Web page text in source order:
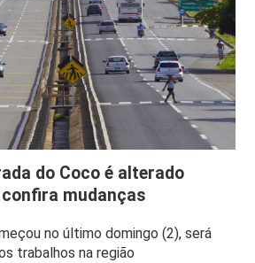
do Coco é alterado
mudanças
no último domingo (2), será
trabalhos na região